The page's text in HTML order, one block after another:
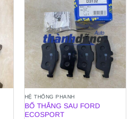
HỆ THỐNG PHANH
BỐ THẮNG SAU FORD
ECOSPORT